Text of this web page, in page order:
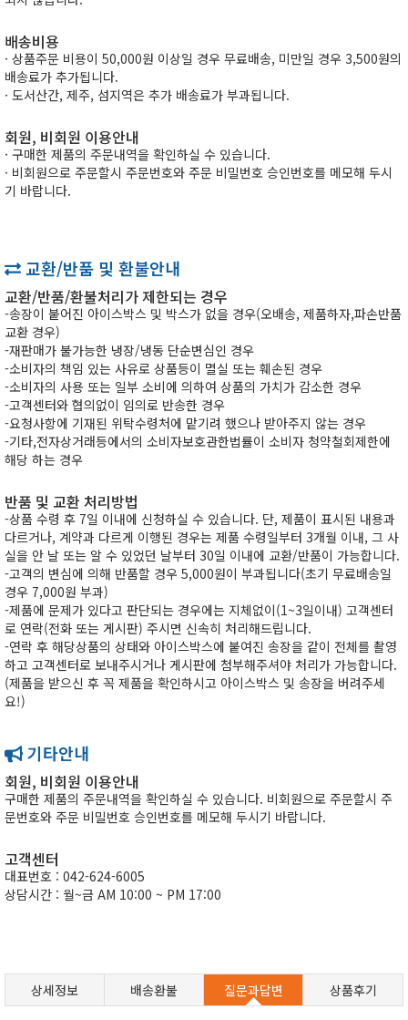
배송비용
· 상품주문 비용이 50,000원 이상일 경우 무료배송, 미만일 경우 3,500원의
배송료가 추가됩니다.
· 도서산간, 제주, 섬지역은 추가 배송료가 부과됩니다.
회원, 비회원 이용안내
· 구매한 제품의 주문내역을 확인하실 수 있습니다.
· 비회원으로 주문할시 주문번호와 주문 비밀번호 승인번호를 메모해 두시
기 바랍니다.
교환/반품 및 환불안내
교환/반품/환불처리가 제한되는 경우
-송장이 붙어진 아이스박스 및 박스가 없을 경우(오배송, 제품하자,파손반품
교환 경우)
-재판매가 불가능한 냉장/냉동 단순변심인 경우
-소비자의 책임 있는 사유로 상품등이 멸실 또는 훼손된 경우
-소비자의 사용 또는 일부 소비에 의하여 상품의 가치가 감소한 경우
-고객센터와 협의없이 임의로 반송한 경우
-요청사항에 기재된 위탁수령처에 맡기려 했으나 받아주지 않는 경우
-기타,전자상거래등에서의 소비자보호관한법률이 소비자 청약철회제한에
해당 하는 경우
반품 및 교환 처리방법
-상품 수령 후 7일 이내에 신청하실 수 있습니다. 단, 제품이 표시된 내용과
다르거나, 계약과 다르게 이행된 경우는 제품 수령일부터 3개월 이내, 그 사
실을 안 날 또는 알 수 있었던 날부터 30일 이내에 교환/반품이 가능합니다.
-고객의 변심에 의해 반품할 경우 5,000원이 부과됩니다(초기 무료배송일
경우 7,000원 부과)
-제품에 문제가 있다고 판단되는 경우에는 지체없이(1~3일이내) 고객센터
로 연락(전화 또는 게시판) 주시면 신속히 처리해드립니다.
-연락 후 해당상품의 상태와 아이스박스에 붙여진 송장을 같이 전체를 촬영
하고 고객센터로 보내주시거나 게시판에 첨부해주셔야 처리가 가능합니다.
(제품을 받으신 후 꼭 제품을 확인하시고 아이스박스 및 송장을 버려주세
요!)
기타안내
회원, 비회원 이용안내
구매한 제품의 주문내역을 확인하실 수 있습니다. 비회원으로 주문할시 주
문번호와 주문 비밀번호 승인번호를 메모해 두시기 바랍니다.
고객센터
대표번호 : 042-624-6005
상담시간 : 월~금 AM 10:00 ~ PM 17:00
상세정보 배송환불 질문과답변 상품후기